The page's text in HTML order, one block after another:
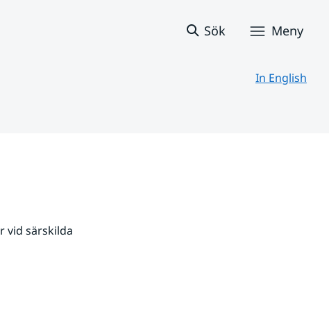
Sök Meny
In English
vid särskilda